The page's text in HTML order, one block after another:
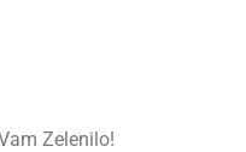
Zelenilo!